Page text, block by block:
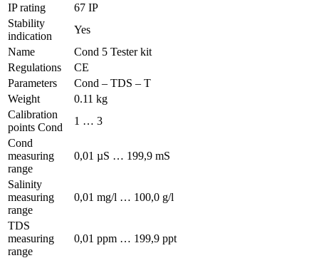
IP rating
67 IP
Stability
indication
Yes
Name
Cond 5 Tester kit
Regulations
CE
Parameters
Cond – TDS – T
Weight
0.11 kg
Calibration
points Cond
1 … 3
Cond
measuring
range
0,01 µS … 199,9 mS
Salinity
measuring
range
0,01 mg/l … 100,0 g/l
TDS
measuring
range
0,01 ppm … 199,9 ppt